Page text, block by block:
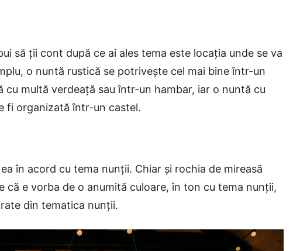
să ții cont după ce ai ales tema este locația unde se va
o nuntă rustică se potrivește cel mai bine într-un
multă verdeață sau într-un hambar, iar o nuntă cu
fi organizată într-un castel.
în acord cu tema nunții. Chiar și rochia de mireasă
că e vorba de o anumită culoare, în ton cu tema nunții,
din tematica nunții.